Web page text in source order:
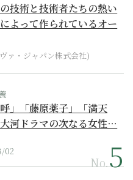
技術と技術者たちの熱い
よって作られているオー
ァ・ジャパン株式会社)
呼」「藤原薬子」「満天
河ドラマの次なる女性…
02
No.